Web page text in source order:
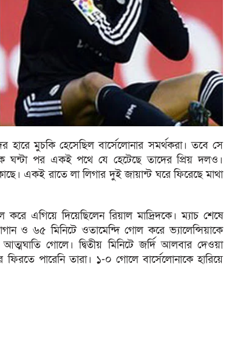
হারে মুচকি হেসেছিল বার্সেলোনার সমর্থকরা। তবে সে
ঘন্টা পর একই পথে যে হেটেছে তাদের প্রিয় দলও।
একই রাতে লা লিগার দুই জায়ান্ট ঘরে ফিরেছে মাথা
এগিয়ে দিয়েছিলেন রিয়াল মাদ্রিদকে। ম্যাচ শেষে
ও ৬৫ মিনিটে ওতামেন্দি গোল করে ভ্যালেন্সিয়াকে
গোলে। দ্বিতীয় মিনিটে জর্দি আলবার দেওয়া
পারেনি তারা। ১-০ গোলে বার্সেলোনাকে হারিয়ে